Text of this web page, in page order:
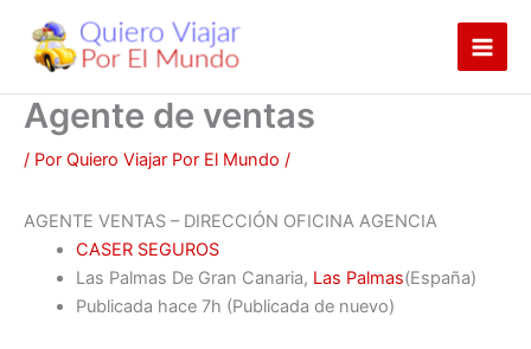
contenido
Agente de ventas
/ Por Quiero Viajar Por El Mundo /
AGENTE VENTAS – DIRECCIÓN OFICINA AGENCIA
CASER SEGUROS
Las Palmas De Gran Canaria, Las Palmas(España)
Publicada hace 7h (Publicada de nuevo)